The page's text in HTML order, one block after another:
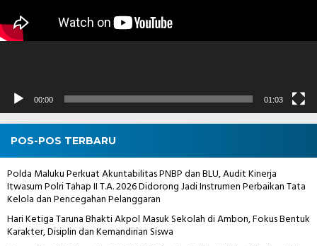
00:00 01:03
POS-POS TERBARU
Polda Maluku Perkuat Akuntabilitas PNBP dan BLU, Audit Kinerja
Itwasum Polri Tahap II T.A. 2026 Didorong Jadi Instrumen Perbaikan Tata
Kelola dan Pencegahan Pelanggaran
Hari Ketiga Taruna Bhakti Akpol Masuk Sekolah di Ambon, Fokus Bentuk
Karakter, Disiplin dan Kemandirian Siswa